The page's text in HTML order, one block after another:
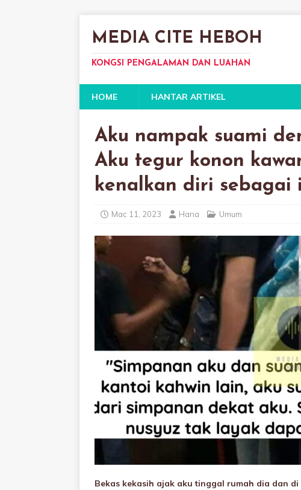
MEDIA CITE HEBOH
KONGSI PENGALAMAN DAN LUAHAN
HOME HANTAR ARTIKEL
Aku nampak suami
Aku tegur konon
kenalkan diri sebagai
Mac 11, 2023 Hana Umum
Bekas kekasih ajak aku tinggal rumah dia dan